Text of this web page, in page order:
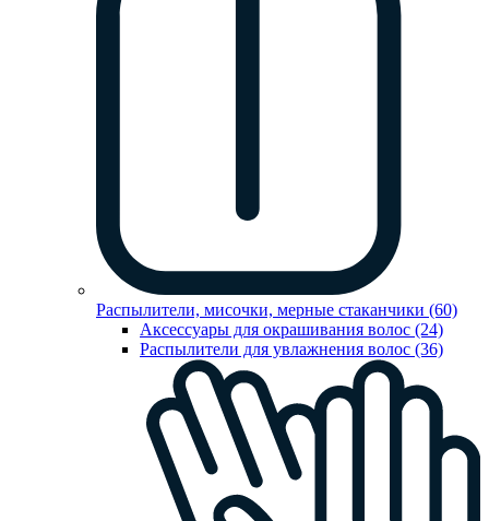
Распылители, мисочки, мерные стаканчики (60)
Аксессуары для окрашивания волос (24)
Распылители для увлажнения волос (36)